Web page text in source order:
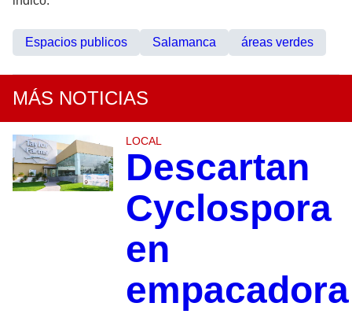
Espacios publicos Salamanca áreas verdes
MÁS NOTICIAS
LOCAL
Descartan
Cyclospora
en
empacadora